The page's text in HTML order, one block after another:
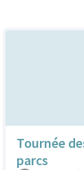
Tournée
parcs